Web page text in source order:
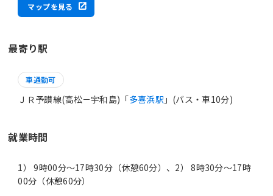
マップを見る
最寄り駅
車通勤可
ＪＲ予讃線(高松－宇和島)「多喜浜駅 」(バス・車10分)
就業時間
1） 9時00分〜17時30分（休憩60分）、2） 8時30分〜17時
00分（休憩60分）